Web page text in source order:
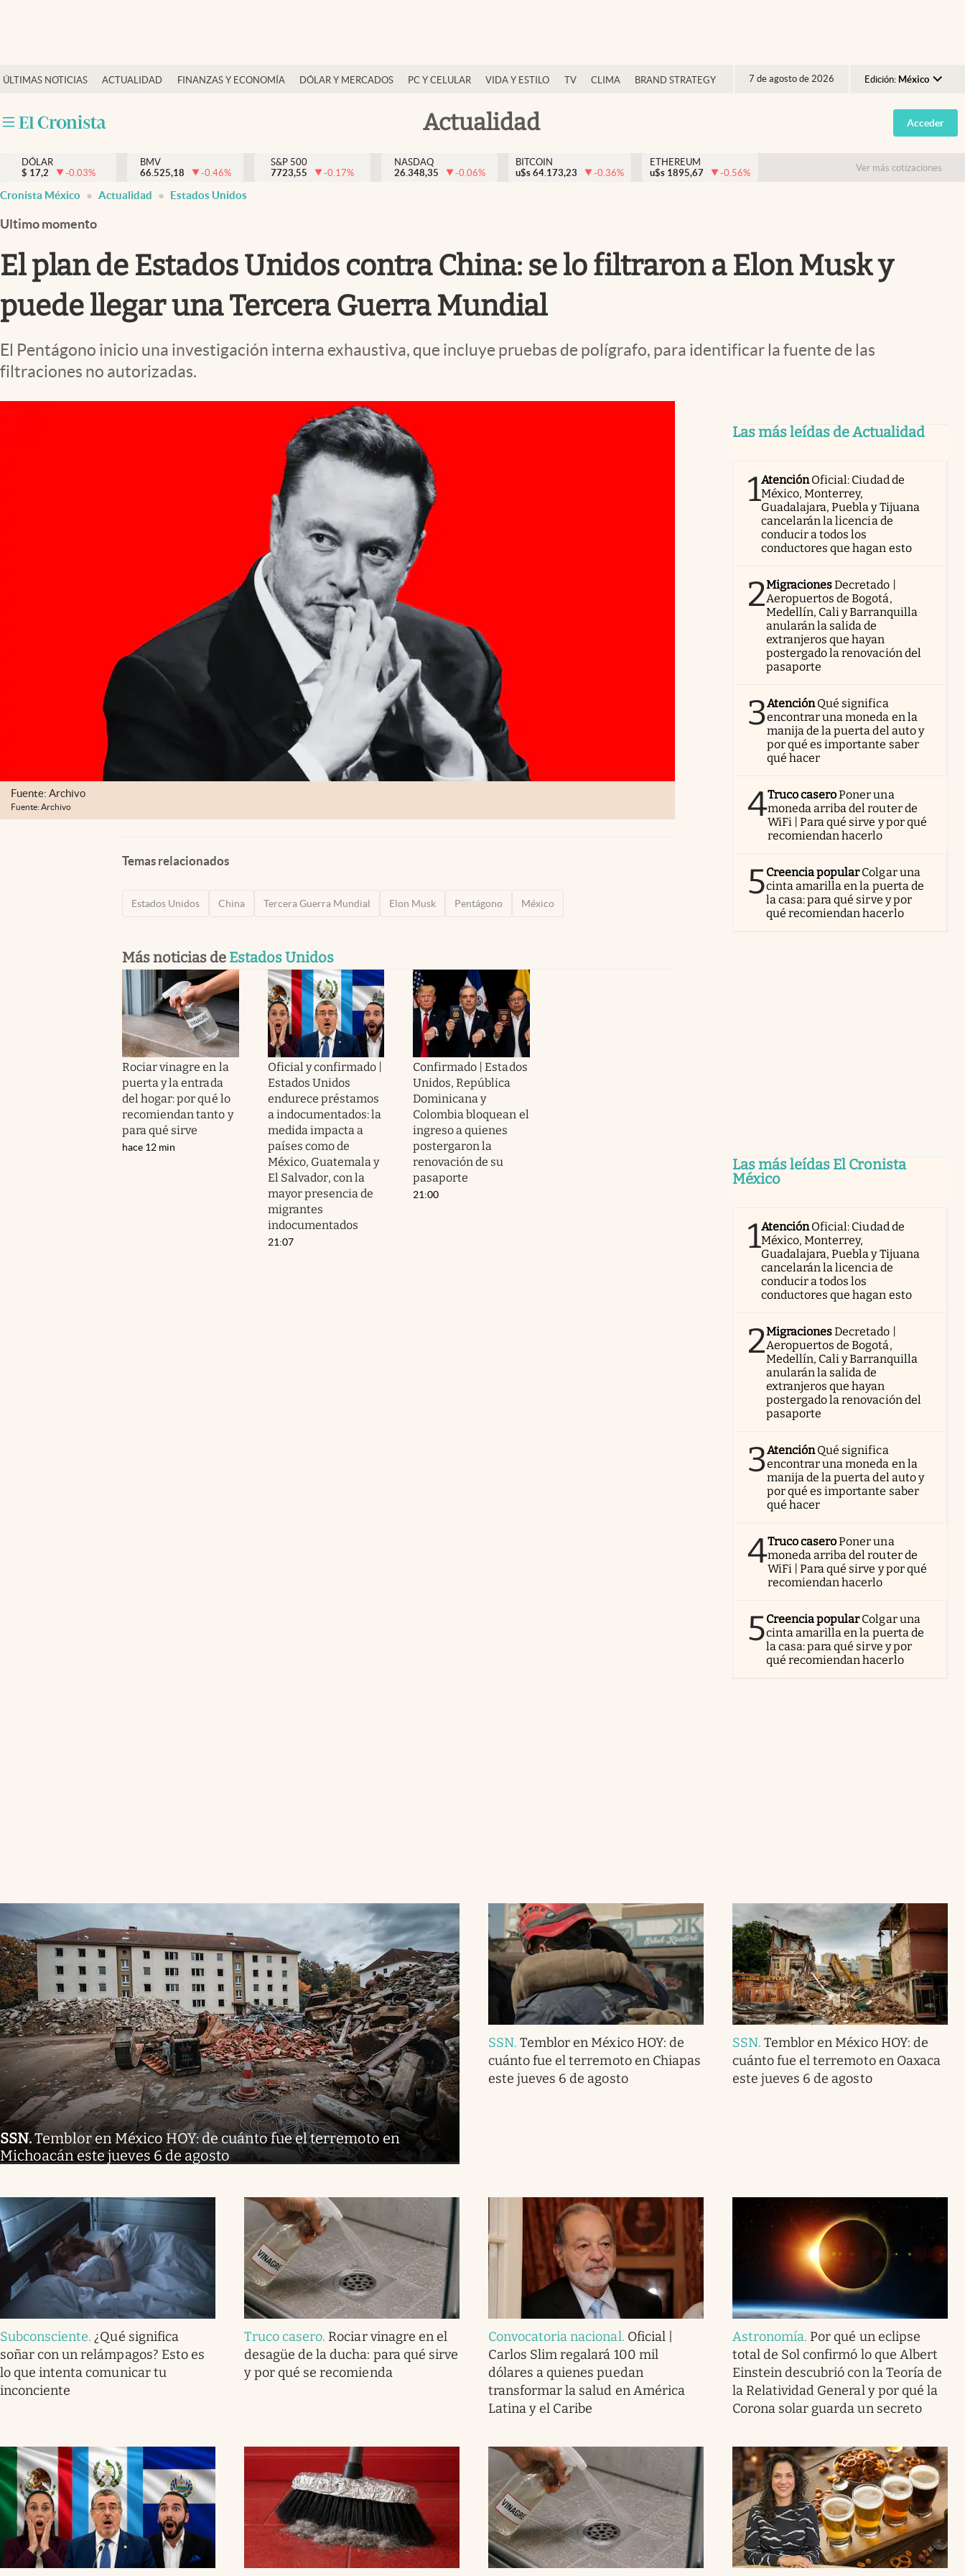
ÚLTIMAS NOTICIAS ACTUALIDAD FINANZAS Y ECONOMÍA DÓLAR Y MERCADOS PC Y CELULAR VIDA Y ESTILO TV CLIMA BRAND STRATEGY 7 de agosto de 2026 Edición: México
Argentina
España
USA
Actualidad
Actualidad
Internacionales
Opinión
Brand Strategy
Vida y estilo
Tv
Espiritualidad
Acceder
DÓLAR
$ 17,2 -0.03%
BMV
66.525,18
-0.46%
S&P 500
7723,55
-0.17%
NASDAQ
26.348,35
-0.06%
BITCOIN
u$s 64.173,23 -0.36%
ETHEREUM
u$s 1895,67 -0.56% Ver más cotizaciones
Cronista México Actualidad Estados Unidos
Ultimo momento
El plan de Estados Unidos contra China: se lo filtraron a Elon Musk y
puede llegar una Tercera Guerra Mundial
El Pentágono inicio una investigación interna exhaustiva, que incluye pruebas de polígrafo, para identificar la fuente de las
filtraciones no autorizadas.
Fuente: Archivo
Fuente: Archivo
Temas relacionados
Estados Unidos China Tercera Guerra Mundial Elon Musk Pentágono México
Más noticias de Estados Unidos
Rociar vinagre en la
puerta y la entrada
del hogar: por qué lo
recomiendan tanto y
para qué sirve
hace 12 min
Oficial y confirmado |
Estados Unidos
endurece préstamos
a indocumentados: la
medida impacta a
países como de
México, Guatemala y
El Salvador, con la
mayor presencia de
migrantes
indocumentados
21:07
Confirmado | Estados
Unidos, República
Dominicana y
Colombia bloquean el
ingreso a quienes
postergaron la
renovación de su
pasaporte
21:00
Las más leídas de Actualidad
1AtenciónOficial: Ciudad de
México, Monterrey,
Guadalajara, Puebla y Tijuana
cancelarán la licencia de
conducir a todos los
conductores que hagan esto
2MigracionesDecretado |
Aeropuertos de Bogotá,
Medellín, Cali y Barranquilla
anularán la salida de
extranjeros que hayan
postergado la renovación del
pasaporte
3AtenciónQué significa
encontrar una moneda en la
manija de la puerta del auto y
por qué es importante saber
qué hacer
4Truco caseroPoner una
moneda arriba del router de
WiFi | Para qué sirve y por qué
recomiendan hacerlo
5Creencia popularColgar una
cinta amarilla en la puerta de
la casa: para qué sirve y por
qué recomiendan hacerlo
Las más leídas El Cronista
México
1AtenciónOficial: Ciudad de
México, Monterrey,
Guadalajara, Puebla y Tijuana
cancelarán la licencia de
conducir a todos los
conductores que hagan esto
2MigracionesDecretado |
Aeropuertos de Bogotá,
Medellín, Cali y Barranquilla
anularán la salida de
extranjeros que hayan
postergado la renovación del
pasaporte
3AtenciónQué significa
encontrar una moneda en la
manija de la puerta del auto y
por qué es importante saber
qué hacer
4Truco caseroPoner una
moneda arriba del router de
WiFi | Para qué sirve y por qué
recomiendan hacerlo
5Creencia popularColgar una
cinta amarilla en la puerta de
la casa: para qué sirve y por
qué recomiendan hacerlo
SSN.Temblor en México HOY: de cuánto fue el terremoto en
Michoacán este jueves 6 de agosto
SSN.Temblor en México HOY: de
cuánto fue el terremoto en Chiapas
este jueves 6 de agosto
SSN.Temblor en México HOY: de
cuánto fue el terremoto en Oaxaca
este jueves 6 de agosto
Subconsciente. ¿Qué significa
soñar con un relámpagos? Esto es
lo que intenta comunicar tu
inconciente
Truco casero. Rociar vinagre en el
desagüe de la ducha: para qué sirve
y por qué se recomienda
Convocatoria nacional. Oficial |
Carlos Slim regalará 100 mil
dólares a quienes puedan
transformar la salud en América
Latina y el Caribe
Astronomía. Por qué un eclipse
total de Sol confirmó lo que Albert
Einstein descubrió con la Teoría de
la Relatividad General y por qué la
Corona solar guarda un secreto